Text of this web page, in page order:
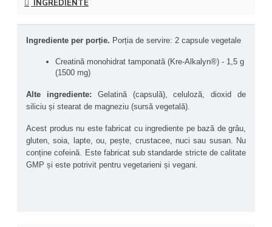
asigurând o absorbție completă și prevenind disconfortul
să-și îmbunătățească performanțele, să-și susțină recuperarea
Creatina, produsă natural în organism din aminoacizii
metionină, arginină și glicină, se transformă în fosfocreatină în
organism, în special în mușchi și creier. Aceasta servește ca
o rezervă rapidă de energie sub formă de ATP (adenozin
trifosfat), esențială pentru susținerea activităților fizice intense
și a funcțiilor celulare rapide. Creatina susține creșterea
musculară, sprijină acuitatea mentală, rezistența și forța
musculară, contribuind la o compoziție corporală sănătoasă.
INGREDIENTE
Ingrediente per porție. Porția de servire: 2 capsule vegetale
Creatină monohidrat tamponată (Kre-Alkalyn®) - 1,5 g
(1500 mg)
Alte ingrediente: Gelatină (capsulă), celuloză, dioxid de
siliciu și stearat de magneziu (sursă vegetală).
Acest produs nu este fabricat cu ingrediente pe bază de grâu,
gluten, soia, lapte, ou, pește, crustacee, nuci sau susan. Nu
conține cofeină. Este fabricat sub standarde stricte de calitate
GMP și este potrivit pentru vegetarieni și vegani.